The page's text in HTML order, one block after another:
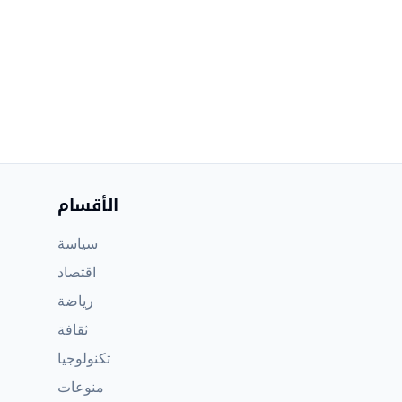
الأقسام
سياسة
اقتصاد
رياضة
ثقافة
تكنولوجيا
منوعات